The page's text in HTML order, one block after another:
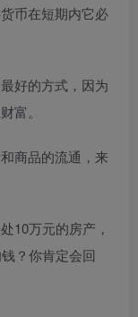
币在短期内它必
好的方式，因为
富。
商品的流通，来
10万元的房产，
？你肯定会回